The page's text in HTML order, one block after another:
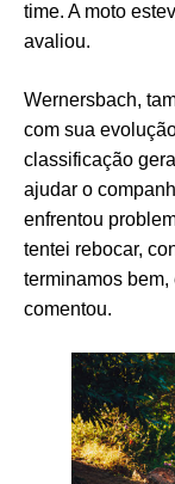
time. A moto
avaliou.
Wernersbach,
com sua
classificação
ajudar o
enfrentou
tentei rebocar,
terminamos bem,
comentou.